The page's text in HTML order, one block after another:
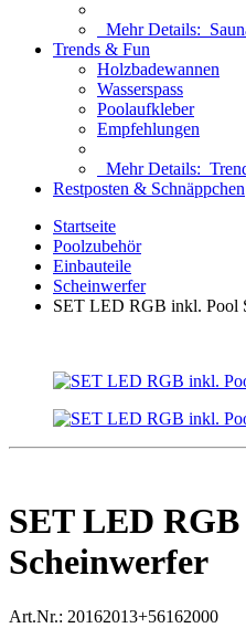
Mehr Details:
Trends & Fun
Holzbadewannen
Wasserspass
Poolaufkleber
Empfehlungen
Mehr Details:
Restposten & Schnäppchen
Startseite
Poolzubehör
Einbauteile
Scheinwerfer
SET LED RGB inkl. Pool
SET LED
Scheinwerfer
Art.Nr.: 20162013+56162000